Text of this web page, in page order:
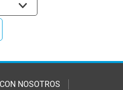
NOSOTROS